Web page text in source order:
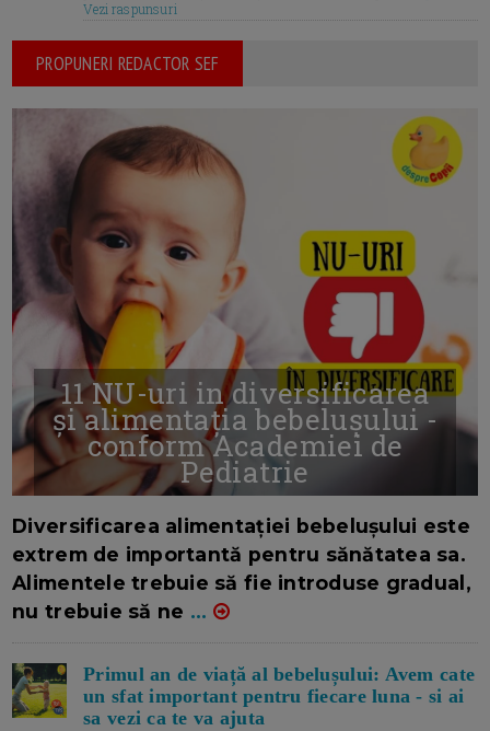
Vezi raspunsuri
PROPUNERI REDACTOR SEF
11 NU-uri in diversificarea
și alimentația bebelușului -
conform Academiei de
Pediatrie
Diversificarea alimentației bebelușului este
extrem de importantă pentru sănătatea sa.
Alimentele trebuie să fie introduse gradual,
nu trebuie să ne ...
Primul an de viață al bebelușului: Avem cate
un sfat important pentru fiecare luna - si ai
sa vezi ca te va ajuta